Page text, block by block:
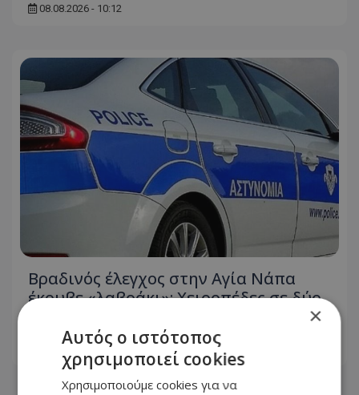
08.08.2026 - 10:12
Βραδινός έλεγχος στην Αγία Νάπα
έκρυβε «λαβράκι»: Χειροπέδες σε δύο
08.08.2026 - 09:45
×
Αυτός ο ιστότοπος
χρησιμοποιεί cookies
Χρησιμοποιούμε cookies για να